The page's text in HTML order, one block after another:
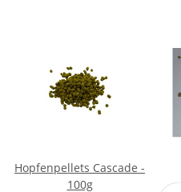
Hopfenpellets Cascade -
100g